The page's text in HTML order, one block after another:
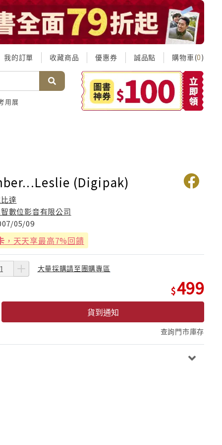
我的訂單 收藏商品 優惠券 誠品點 購物車(0)
用展
(Digipak)
達
數位影音有限公司
05/09
，天天享最高7%回饋
大量採購請至團購專區
499
貨到通知
查詢門市庫存